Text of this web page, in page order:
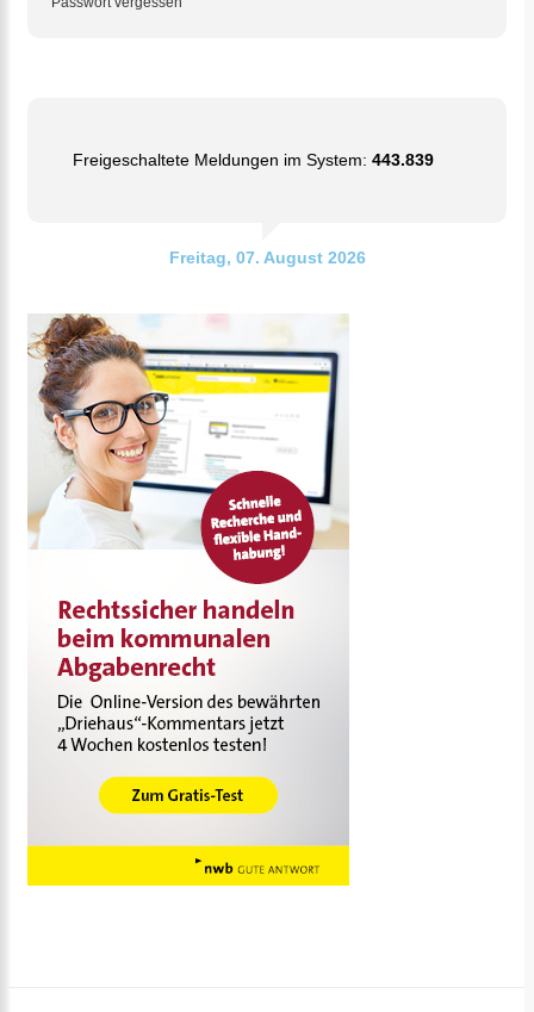
Freigeschaltete Meldungen im System: 443.839
Freitag, 07. August 2026